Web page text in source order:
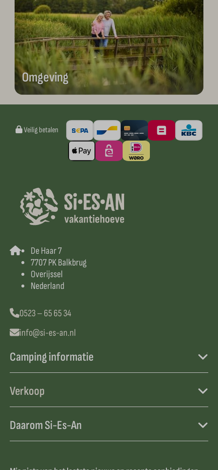
Omgeving
Veilig betalen
De Haar 7
7707 PK Balkbrug
Overijssel
Nederland
0523 – 65 65 34
info@si-es-an.nl
Camping informatie
Verkoop
Daarom Si-Es-An